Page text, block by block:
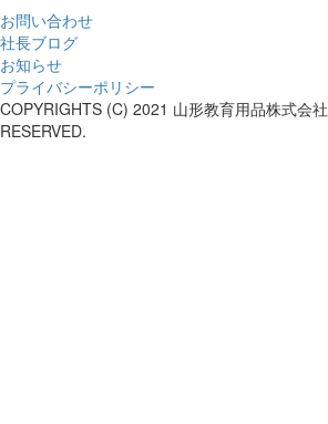
お問い合わせ
社長ブログ
お知らせ
プライバシーポリシー
COPYRIGHTS (C) 2021 山形教育用品株式会
RESERVED.